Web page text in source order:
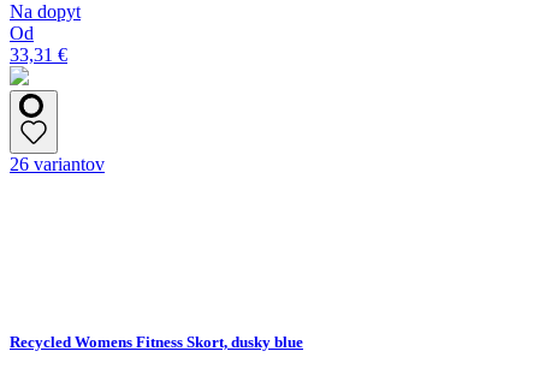
Na dopyt
Od
33,31 €
26 variantov
Recycled Womens Fitness Skort, dusky blue